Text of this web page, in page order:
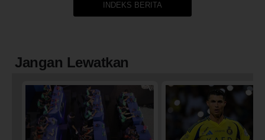
INDEKS BERITA
Jangan Lewatkan